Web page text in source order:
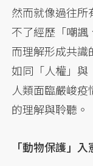
然而就像過往
不了經歷「嘲諷
而理解形成共識
如同「人權」與
人類面臨嚴峻
的理解與聆聽。
「動物保護」